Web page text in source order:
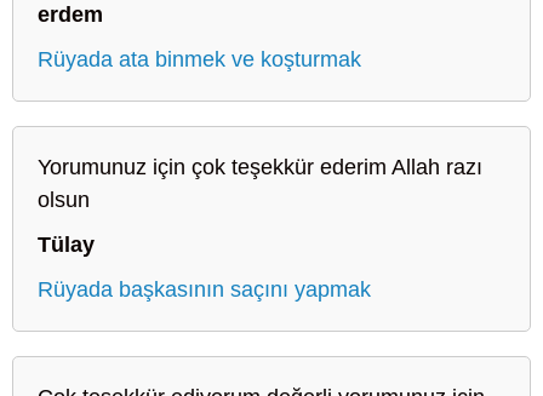
erdem
Rüyada ata binmek ve koşturmak
Yorumunuz için çok teşekkür ederim Allah razı
olsun
Tülay
Rüyada başkasının saçını yapmak